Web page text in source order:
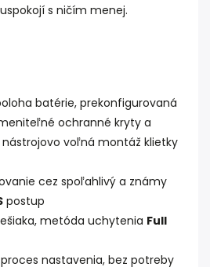
s ničím menej.
batérie, prekonfigurovaná
ochranné kryty a
nástrojovo voľná montáž klietky
cez spoľahlivý a známy
postup
metóda uchytenia Full
nastavenia, bez potreby